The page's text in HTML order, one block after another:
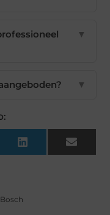
▼
▼
LinkedIn Email